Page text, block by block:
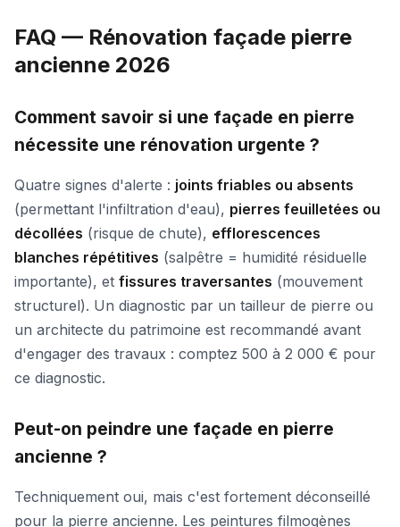
FAQ — Rénovation façade pierre
ancienne 2026
Comment savoir si une façade en pierre
nécessite une rénovation urgente ?
Quatre signes d'alerte : joints friables ou absents
(permettant l'infiltration d'eau), pierres feuilletées ou
décollées (risque de chute), efflorescences
blanches répétitives (salpêtre = humidité résiduelle
importante), et fissures traversantes (mouvement
structurel). Un diagnostic par un tailleur de pierre ou
un architecte du patrimoine est recommandé avant
d'engager des travaux : comptez 500 à 2 000 € pour
ce diagnostic.
Peut-on peindre une façade en pierre
ancienne ?
Techniquement oui, mais c'est fortement déconseillé
pour la pierre ancienne. Les peintures filmogènes